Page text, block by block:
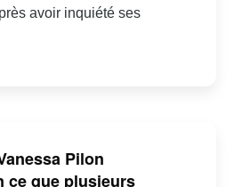
avoir inquiété ses
Pilon
ce que plusieurs